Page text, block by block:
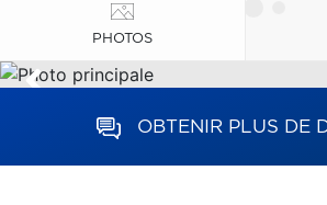
PHOTOS
OBTENIR PLUS DE